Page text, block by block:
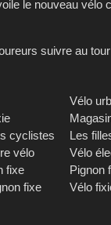
le nouveau vélo
suivre au
Vélo
cyclistes
Les
vélo
Vélo
fixe
Pignon
fixe
Vélo